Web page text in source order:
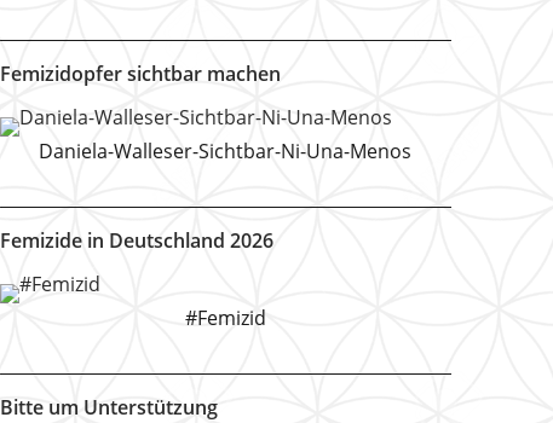
Femizidopfer sichtbar machen
Daniela-Walleser-Sichtbar-Ni-Una-Menos
Femizide in Deutschland 2026
#Femizid
Bitte um Unterstützung